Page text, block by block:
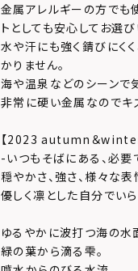
金属アレルギーの方でも
トとしても安心してお選び
水や汗にも強く錆びにく
かりません。
海や温泉などのシーンで
非常に硬い金属なのでキ
【2023 autumn＆
-いつもそばにある、必要
穏やかさ、強さ、様々な
優しく凛とした自分でい
ゆるやかに波打つ海の水
緑の葉から滴る雫。